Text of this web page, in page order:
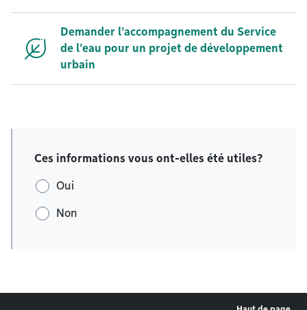
Demander l'accompagnement du Service
de l'eau pour un projet de développement
urbain
Ces informations vous ont-elles été utiles?
Oui
Non